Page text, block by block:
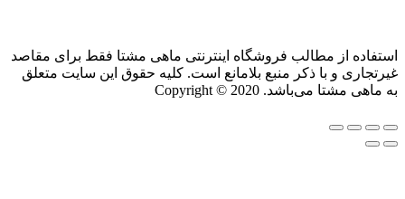
استفاده از مطالب فروشگاه اینترنتی ماهی مشتا فقط برای مقاصد
غیرتجاری و با ذکر منبع بلامانع است. کلیه حقوق این سایت متعلق
به ماهی مشتا می‌باشد. Copyright © 2020